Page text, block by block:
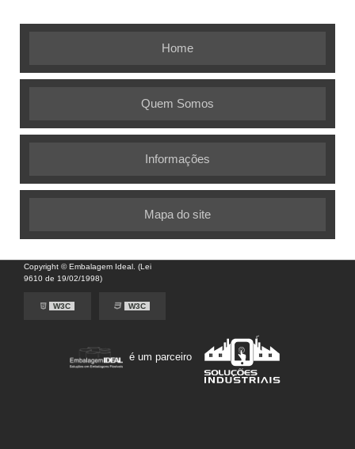
Home
Quem Somos
Informações
Mapa do site
Copyright © Embalagem Ideal. (Lei
9610 de 19/02/1998)
W3C W3C
é um parceiro